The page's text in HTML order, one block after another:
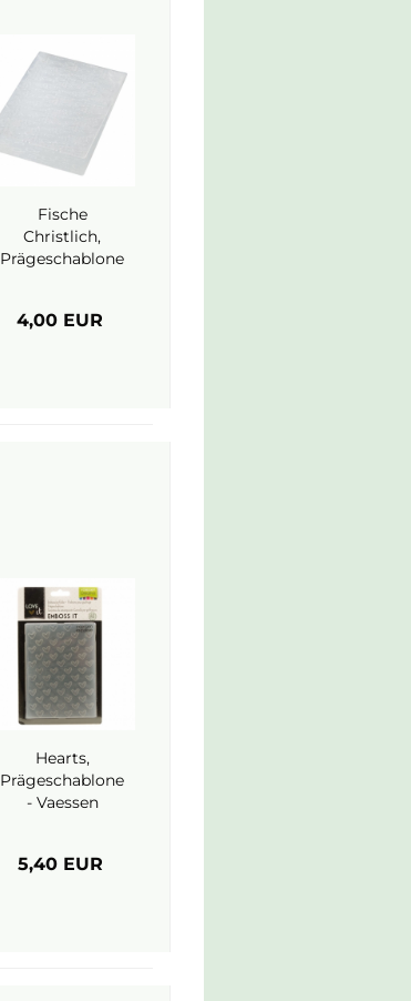
Fische
Christlich,
Prägeschablone
4,00 EUR
Hearts,
Prägeschablone
- Vaessen
5,40 EUR